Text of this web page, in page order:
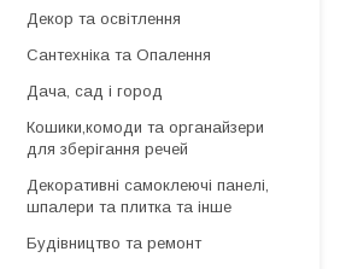
Декор та освітлення
Сантехніка та Опалення
Дача, сад і город
Кошики,комоди та органайзери
для зберігання речей
Декоративні самоклеючі панелі,
шпалери та плитка та інше
Будівництво та ремонт